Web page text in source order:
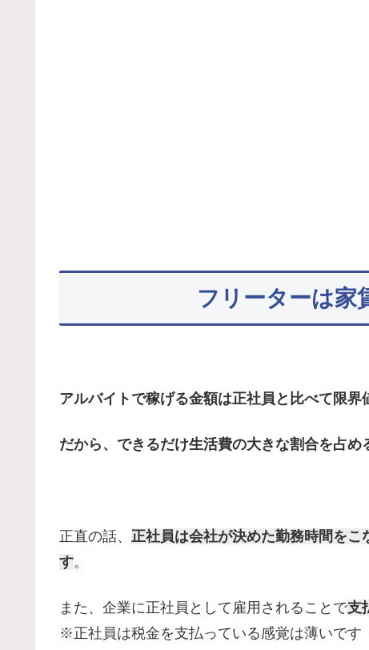
フリーターは家
アルバイトで稼げる金額は正社員と比べて限界
だから、できるだけ生活費の大きな割合を占め
正直の話、 正社員は会社が決めた勤務時間を
す。
また、企業に正社員として雇用されることで支
※正社員は税金を支払っている感覚は薄いです